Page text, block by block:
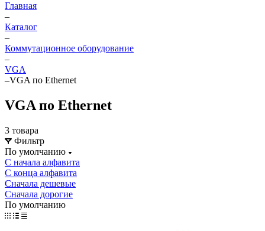
Главная
–
Каталог
–
Коммутационное оборудование
–
VGA
–VGA по Ethernet
VGA по Ethernet
3 товара
Фильтр
По умолчанию
С начала алфавита
С конца алфавита
Сначала дешевые
Сначала дорогие
По умолчанию